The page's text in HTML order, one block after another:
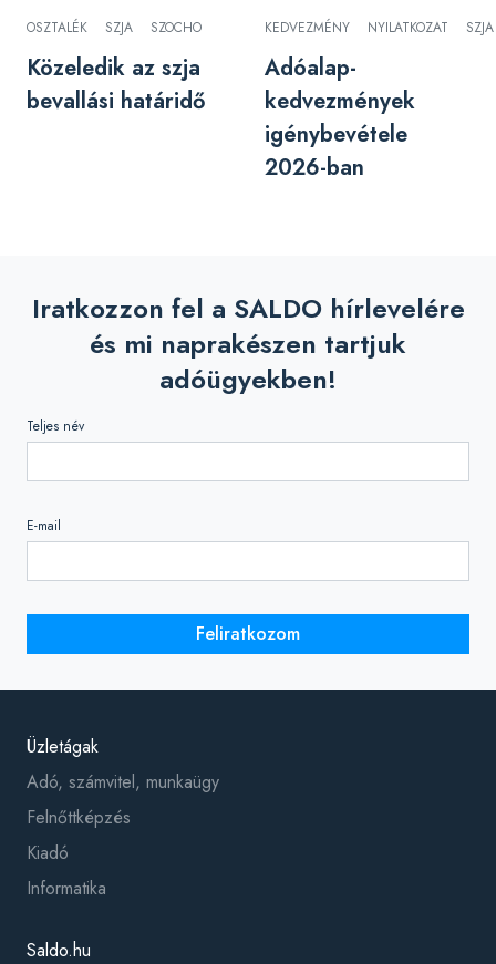
OSZTALÉK SZJA SZOCHO
Közeledik az szja
bevallási határidő
KEDVEZMÉNY NYILATKOZAT SZJA
Adóalap-
kedvezmények
igénybevétele
2026-ban
Iratkozzon fel a SALDO hírlevelére
és mi naprakészen tartjuk
adóügyekben!
Teljes név
E-mail
Feliratkozom
Üzletágak
Adó, számvitel, munkaügy
Felnőttképzés
Kiadó
Informatika
Saldo.hu